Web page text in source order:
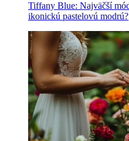
Tiffany Blue: Najväčší
ikonickú pastelovú modrú?